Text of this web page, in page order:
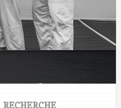
RECHERCHE